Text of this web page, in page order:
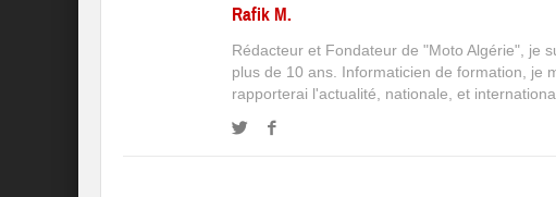
Rafik M.
Rédacteur et Fondateur de "Moto Algérie", je
plus de 10 ans. Informaticien de formation, je
rapporterai l'actualité, nationale, et